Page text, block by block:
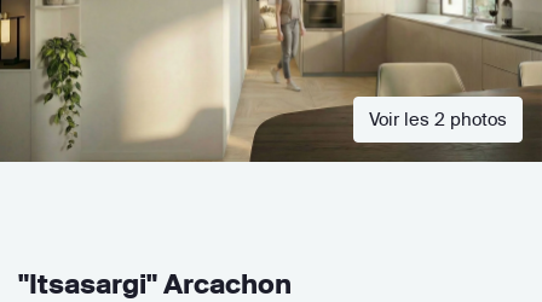
Voir les 2 photos
"Itsasargi" Arcachon